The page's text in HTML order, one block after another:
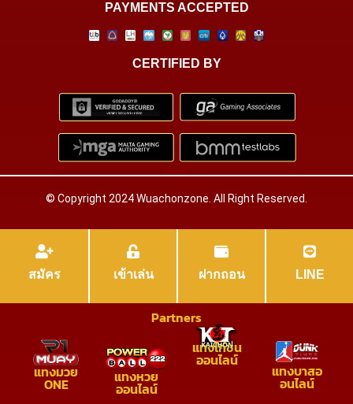
PAYMENTS ACCEPTED
CERTIFIED BY
© Copyright 2024 Wuachonzone. All Right Reserved.
สมัคร เข้าเล่น ฝากถอน LINE
Partners
แทงมวย
ONE แทงหวย
ออนไลน์
แทงไก่ชน
ออนไลน์
แทงบาสอ
อนไลน์